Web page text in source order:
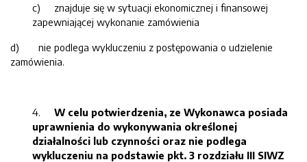
c) znajduje się w sytuacji ekonomicznej i finansowej
zapewniającej wykonanie zamówienia
d) nie podlega wykluczeniu z postępowania o udzielenie
zamówienia.
4. W celu potwierdzenia, ze Wykonawca posiada
uprawnienia do wykonywania określonej
działalności lub czynności oraz nie podlega
wykluczeniu na podstawie pkt. 3 rozdziału III SIWZ